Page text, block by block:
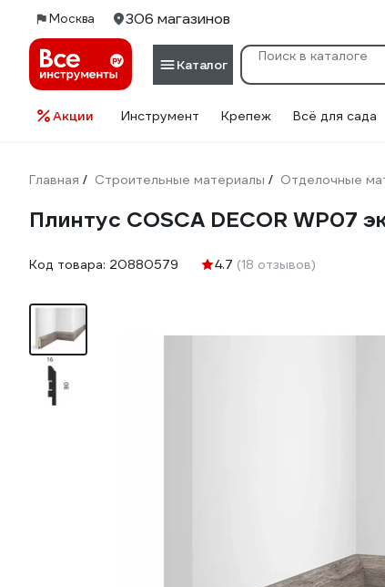
Москва 306 магазинов
Каталог
Акции Инструмент Крепеж Всё для сада
Главная / Строительные материалы / Отделочные
Плинтус COSCA DECOR
Код товара: 20880579 4.7 (18 отзывов)